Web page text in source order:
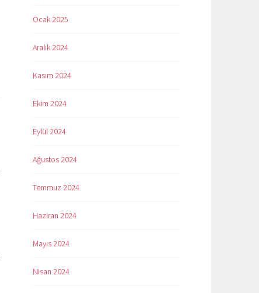
Ocak 2025
Aralık 2024
Kasım 2024
Ekim 2024
Eylül 2024
Ağustos 2024
Temmuz 2024
Haziran 2024
Mayıs 2024
Nisan 2024